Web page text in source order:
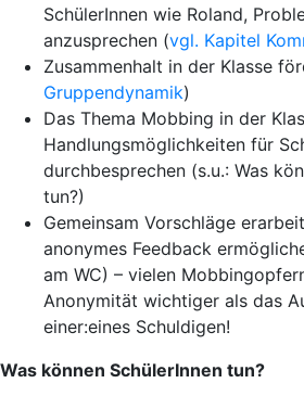
SchülerInnen wie Roland,
anzusprechen (vgl. Kapitel
Zusammenhalt in der Klasse
Gruppendynamik)
Das Thema Mobbing in der
Handlungsmöglichkeiten für
durchbesprechen (s.u.: Was
tun?)
Gemeinsam Vorschläge
anonymes Feedback
am WC) – vielen
Anonymität wichtiger als das
einer:eines Schuldigen!
Was können SchülerInnen tun?